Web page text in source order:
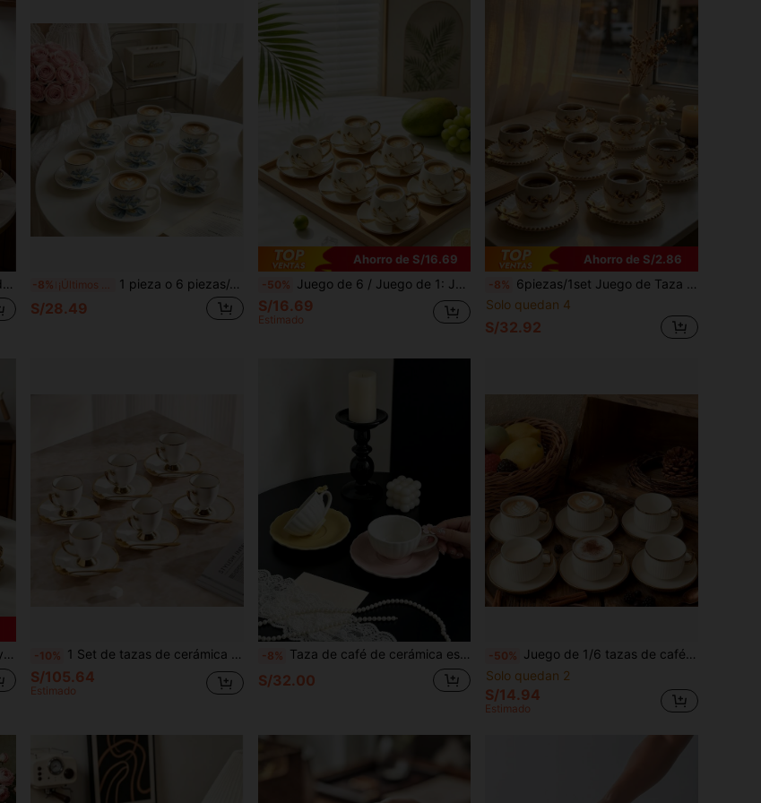
-8% ¡Últimos 3 días 1 pieza o 6 piezas/Juego Taza de café de cerámica floral de 90 ml y plato, apto para microondas y lavavajillas, adecuado para espresso y café árabe, taza de café estilo saudí, ideal para té de la tarde, cafetería y cocina, regalo perfecto
S/28.49
Ahorro de S/16.69
-50% Juego de 6 / Juego de 1: Juego de taza de café y platillo de cerámica vintage de 90ml, apto para microondas y lavavajillas, incluye tazas de espresso, tazas de té y tazas de café árabe. Adecuado para té de la tarde, cafeterías, cocinas y decoración del hogar; una opción de regalo ideal.
S/16.69
Estimado
Ahorro de S/2.86
-8% 6piezas/1set Juego de Taza de Café y Plato de Cerámica con Borde de Perla y Lazo Chapado en Oro Vintage. Incluye Tazas con Patrón de Perla en Relieve, Tazas de Latte con Asa de Perla Bonita, Tazas de Té de la Tarde para la Oficina, Tazas de Leche para Dormitorio y Tazas de Agua con Diseño Exquisito. Este es un Regalo Muy Adecuado y Bonito para Niñas y Damas.
Solo quedan 4
S/32.92
-10% 1 Set de tazas de cerámica de lujo con borde dorado, taza con platito y cuchara, 95ml/3.32oz, estilo europeo para el té de la tarde, taza de café estilo americano
S/105.64
Estimado
-8% Taza de café de cerámica estética Ins con bandeja a juego, juego de tazas de porcelana con asa floral 3D multicolor estilo macaron, adecuado para mujeres, apto para microondas, vajilla linda, perfecto para latte, té, leche, mesa de desayuno, escritorio de oficina, cocina del hogar y decoración de té de la tarde
S/32.00
-50% Juego de 1/6 tazas de café y platos de cerámica con relieve y borde dorado, vajilla de lujo exquisita para el hogar/taza de té. Ideal para capuchino, espresso, latte, té. Apto para microondas, adecuado para el hogar, la oficina, cafeterías. Regalo perfecto para mujeres, fiestas, inauguración de casa, uso diario en el hogar
Solo quedan 2
S/14.94
Estimado